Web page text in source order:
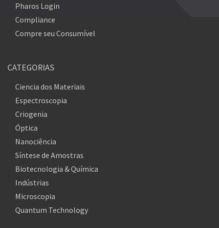
Pharos Login
Compliance
Compre seu Consumível
CATEGORIAS
Ciencia dos Materiais
Espectroscopia
Criogenia
Óptica
Nanociência
Síntese de Amostras
Biotecnologia & Química
Indústrias
Microscopia
Quantum Technology